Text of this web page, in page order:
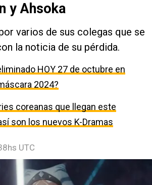
y Ahsoka
varios de sus colegas que se
la noticia de su pérdida.
HOY 27 de octubre en
2024?
coreanas que llegan este
son los nuevos K-Dramas
UTC